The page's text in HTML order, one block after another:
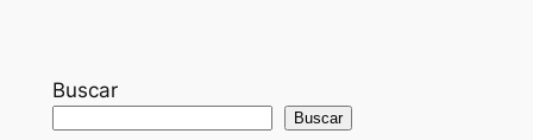
Buscar
Buscar